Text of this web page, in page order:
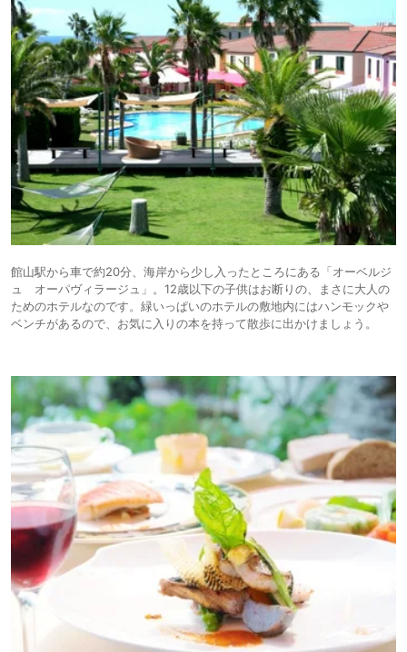
館山駅から車で約20分、海岸から少し入ったところにある「オーベルジ
ュ オーパヴィラージュ」。12歳以下の子供はお断りの、まさに大人の
ためのホテルなのです。緑いっぱいのホテルの敷地内にはハンモックや
ベンチがあるので、お気に入りの本を持って散歩に出かけましょう。